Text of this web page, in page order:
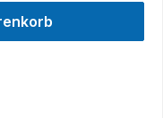
Schaltflächen um die